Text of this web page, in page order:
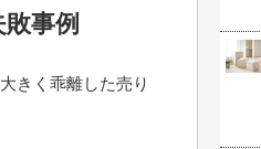
事例
きく乖離した売り